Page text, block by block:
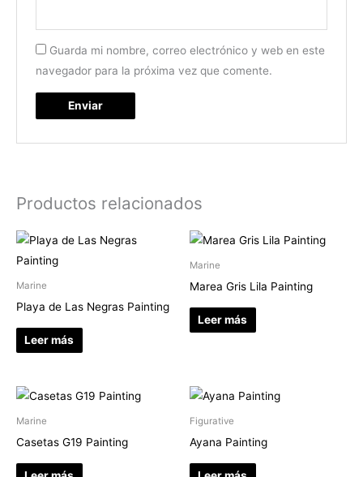
Guarda mi nombre, correo electrónico y web en este
navegador para la próxima vez que comente.
Productos relacionados
Marine
Playa de Las Negras Painting
Leer más
Marine
Marea Gris Lila Painting
Leer más
Marine
Casetas G19 Painting
Figurative
Ayana Painting